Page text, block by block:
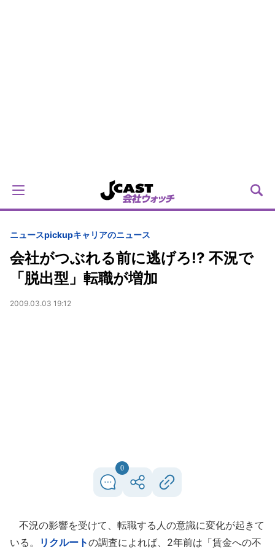
ニュースpickupキャリアのニュース
会社がつぶれる前に逃げろ!? 不況で
「脱出型」転職が増加
2009.03.03 19:12
0
不況の影響を受けて、転職する人の意識に変化が起きて
いる。
リクルートの調査によれば、2年前は「賃金への不